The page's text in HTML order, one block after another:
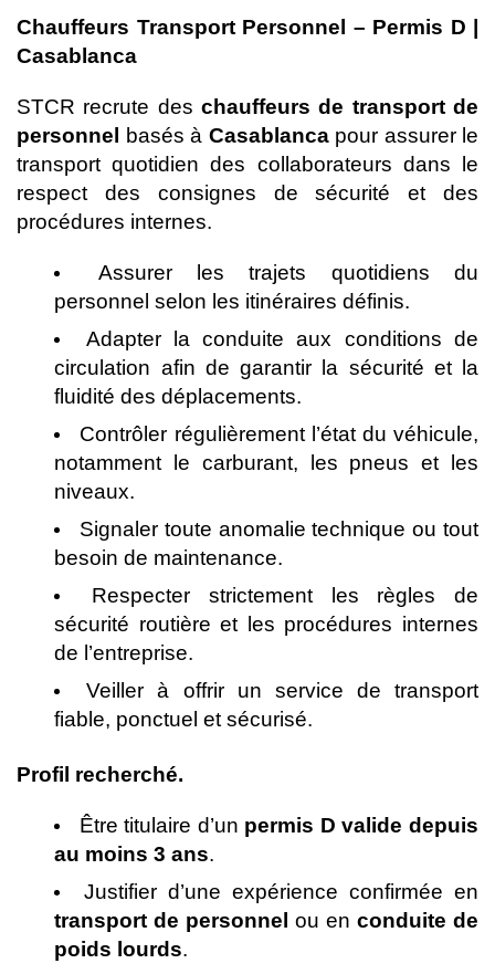
Chauffeurs Transport Personnel – Permis D |
Casablanca
STCR recrute des chauffeurs de transport de
personnel
basés à Casablancapour assurer le
transport quotidien des collaborateurs dans le
respect des consignes de sécurité et des
procédures internes.
Assurer les trajets quotidiens du
personnel selon les itinéraires définis.
Adapter la conduite aux conditions de
circulation afin de garantir la sécurité et la
fluidité des déplacements.
Contrôler régulièrement l’état du véhicule,
notamment le carburant, les pneus et les
niveaux.
Signaler toute anomalie technique ou tout
besoin de maintenance.
Respecter strictement les règles de
sécurité routière et les procédures internes
de l’entreprise.
Veiller à offrir un service de transport
fiable, ponctuel et sécurisé.
Profil recherché.
Être titulaire d’un permis D valide depuis
au moins 3 ans.
Justifier d’une expérience confirmée en
transport de personnel ou enconduite de
poids lourds.